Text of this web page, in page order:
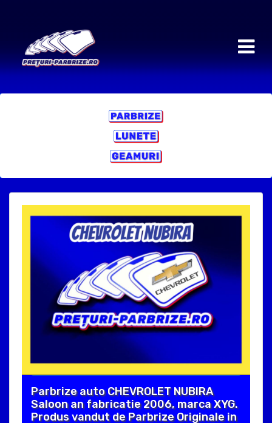
Parbrize auto CHEVROLET NUBIRA
Saloon an fabricatie 2006, marca XYG.
Produs vandut de Parbrize Originale in